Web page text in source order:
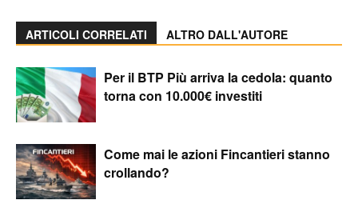
ARTICOLI CORRELATI ALTRO DALL'AUTORE
Per il BTP Più arriva la cedola: quanto
torna con 10.000€ investiti
Come mai le azioni Fincantieri stanno
crollando?